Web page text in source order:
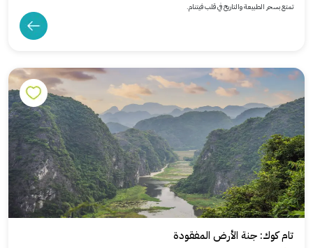
تمتع بسحر الطبيعة والتاريخ في قلب فيتنام.
تام كوك: جنة الأرض المفقودة